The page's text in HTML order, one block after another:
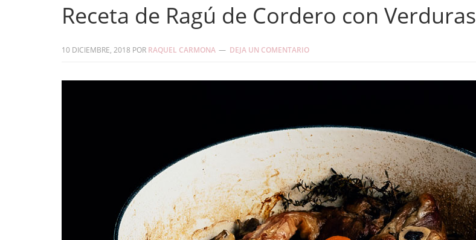
Receta de Ragú de Cordero con Verduras
10 DICIEMBRE, 2018 POR RAQUEL CARMONA DEJA UN COMENTARIO